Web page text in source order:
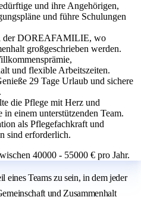
und ihre Angehörigen,
und führe Schulungen
der DOREAFAMILIE, wo
großgeschrieben werden.
und flexible Arbeitszeiten.
29 Tage Urlaub und sichere
die Pflege mit Herz und
einem unterstützenden Team.
als Pflegefachkraft und
sind erforderlich.
40000 - 55000 € pro Jahr.
eines Teams zu sein, in dem jeder
und Zusammenhalt